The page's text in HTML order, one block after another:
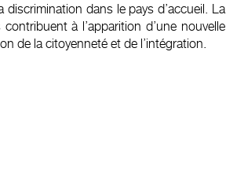
dans le pays d’accueil. La
à l’apparition d’une nouvelle
de la citoyenneté et de l’intégration.